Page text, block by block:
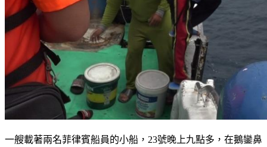
一艘載著兩名菲律賓船員的小船，23號晚上九點多，在鵝鑾鼻